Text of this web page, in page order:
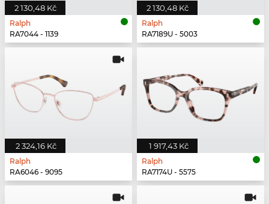
2 130,48 Kč
Ralph
RA7044 - 1139
2 130,48 Kč
Ralph
RA7189U - 5003
2 324,16 Kč
Ralph
RA6046 - 9095
1 917,43 Kč
Ralph
RA7174U - 5575